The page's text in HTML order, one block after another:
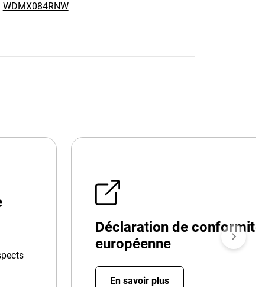
WDMX084RNW
Déclaration de conformité
européenne
En savoir plus